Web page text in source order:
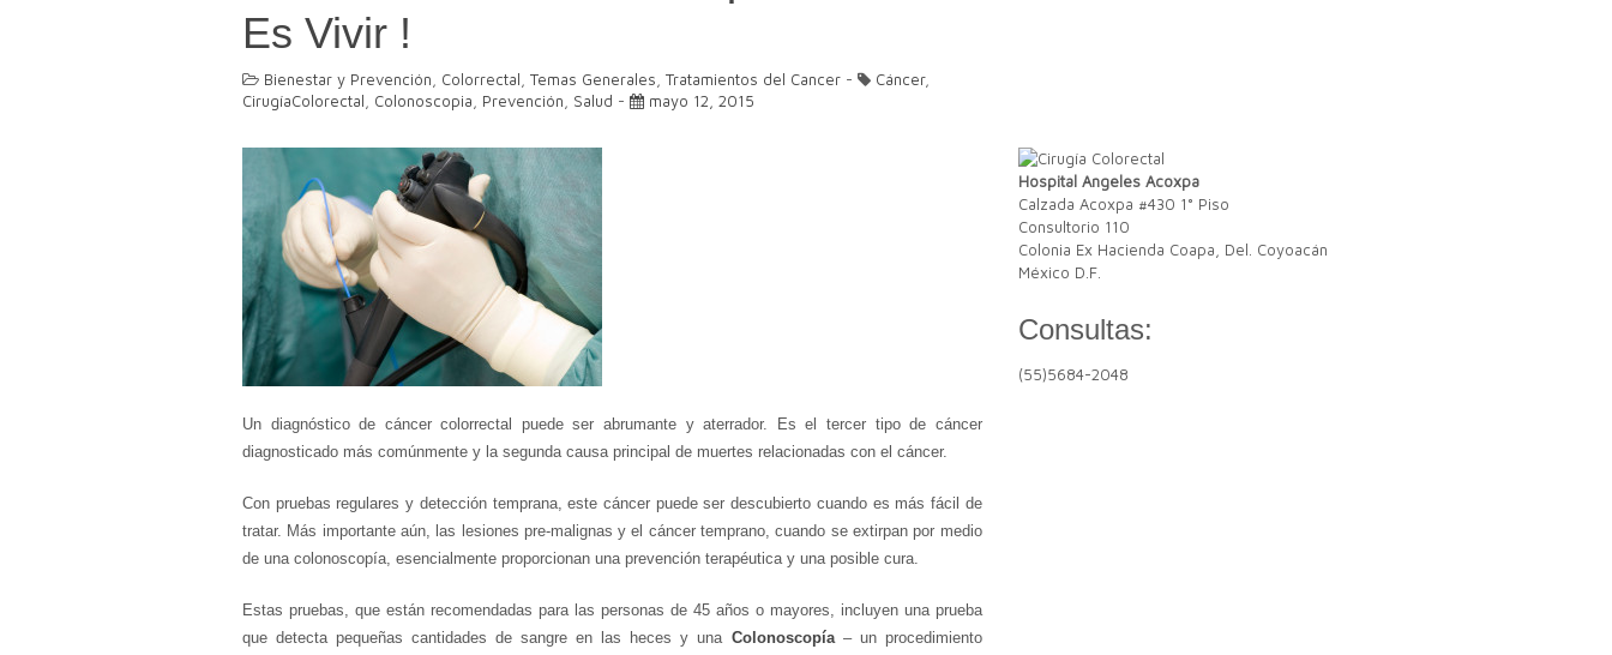
Es Vivir !
Bienestar y Prevención Colorrectal Temas Generales Tratamientos del Cancer - Cáncer,
CirugíaColorectal
Colonoscopia Prevención Salud - mayo 12, 2015
Un diagnóstico de cáncer colorrectal puede ser abrumante y aterrador. Es el tercer tipo de cáncer
diagnosticado más comúnmente y la segunda causa principal de muertes relacionadas con el cáncer.
Con pruebas regulares y detección temprana, este cáncer puede ser descubierto cuando es más fácil de
tratar. Más importante aún, las lesiones pre-malignas y el cáncer temprano, cuando se extirpan por medio
de una colonoscopía, esencialmente proporcionan una prevención terapéutica y una posible cura.
Estas pruebas, que están recomendadas para las personas de 45 años o mayores, incluyen una prueba
que detecta pequeñas cantidades de sangre en las heces y una Colonoscopía– un procedimiento
Hospital Angeles Acoxpa
Calzada Acoxpa #430 1° Piso
Consultorio 110
Colonia Ex Hacienda Coapa, Del. Coyoacán
México D.F.
Consultas:
(55)5684-2048